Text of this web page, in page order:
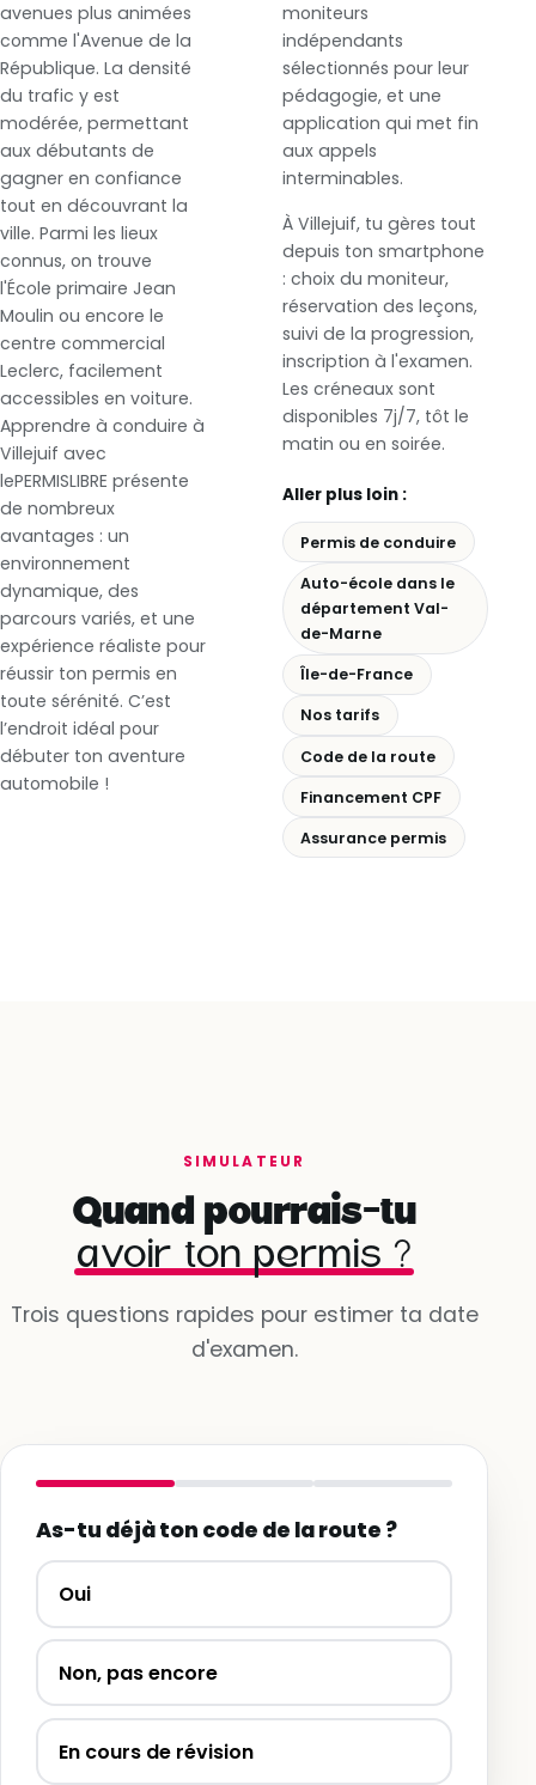
avenues plus animées
comme l'Avenue de la
République. La densité
du trafic y est
modérée, permettant
aux débutants de
gagner en confiance
tout en découvrant la
ville. Parmi les lieux
connus, on trouve
l'École primaire Jean
Moulin ou encore le
centre commercial
Leclerc, facilement
accessibles en voiture.
Apprendre à conduire à
Villejuif avec
lePERMISLIBRE présente
de nombreux
avantages : un
environnement
dynamique, des
parcours variés, et une
expérience réaliste pour
réussir ton permis en
toute sérénité. C’est
l’endroit idéal pour
débuter ton aventure
automobile !
moniteurs
indépendants
sélectionnés pour leur
pédagogie, et une
application qui met fin
aux appels
interminables.
À Villejuif, tu gères tout
depuis ton smartphone
: choix du moniteur,
réservation des leçons,
suivi de la progression,
inscription à l'examen.
Les créneaux sont
disponibles 7j/7, tôt le
matin ou en soirée.
Aller plus loin :
Permis de conduire
Auto-école dans le
département Val-
de-Marne
Île-de-France
Nos tarifs
Code de la route
Financement CPF
Assurance permis
SIMULATEUR
Quand pourrais-tu
avoir ton permis ?
Trois questions rapides pour estimer ta date
d'examen.
As-tu déjà ton code de la route ?
Oui
Non, pas encore
En cours de révision